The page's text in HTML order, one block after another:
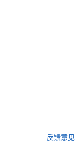
反馈意见